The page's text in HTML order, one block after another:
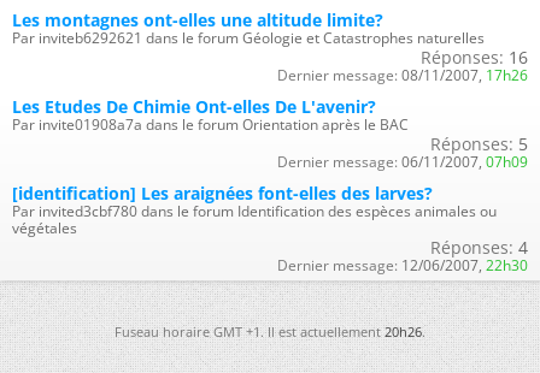
Les montagnes ont-elles une altitude limite?
Par inviteb6292621 dans le forum Géologie et Catastrophes naturelles
Réponses: 16
Dernier message: 08/11/2007, 17h26
Les Etudes De Chimie Ont-elles De L'avenir?
Par invite01908a7a dans le forum Orientation après le BAC
Réponses: 5
Dernier message: 06/11/2007, 07h09
[identification] Les araignées font-elles des larves?
Par invited3cbf780 dans le forum Identification des espèces animales ou
végétales
Réponses: 4
Dernier message: 12/06/2007, 22h30
Fuseau horaire GMT +1. Il est actuellement20h26.